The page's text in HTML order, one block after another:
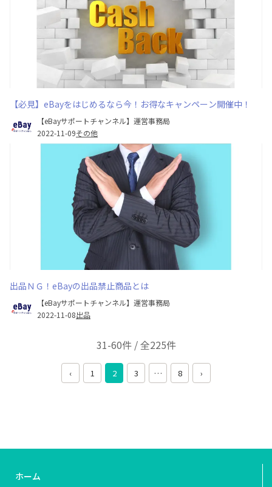
【必見】eBayをはじめるなら今！お得なキャンペーン開催中！
【eBayサポートチャンネル】運営事務局
2022-11-09その他
出品ＮＧ！eBayの出品禁止商品とは
【eBayサポートチャンネル】運営事務局
2022-11-08出品
31-60件 / 全225件
‹ 1 2 3 … 8 ›
ホーム